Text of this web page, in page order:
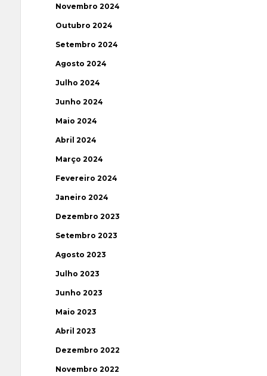
Novembro 2024
Outubro 2024
Setembro 2024
Agosto 2024
Julho 2024
Junho 2024
Maio 2024
Abril 2024
Março 2024
Fevereiro 2024
Janeiro 2024
Dezembro 2023
Setembro 2023
Agosto 2023
Julho 2023
Junho 2023
Maio 2023
Abril 2023
Dezembro 2022
Novembro 2022